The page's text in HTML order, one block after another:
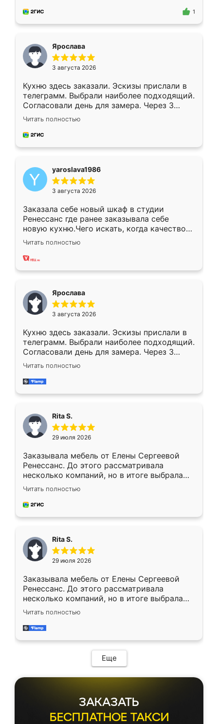
предложил по моему эскизу самый
1
Ярослава
3 августа 2026
Кухню здесь заказали. Эскизы прислали в
телеграмм. Выбрали наиболее подходящий.
Согласовали день для замера. Через 3
недели кухня была уже готова. Остались
довольны работой. Спасибо Ренессанс
мебель за качественную работу!
Читать полностью
yaroslava1986
3 августа 2026
Заказала себе новый шкаф в студии
Ренессанс где ранее заказывала себе
новую кухню.Чего искать, когда качеством
вполне довольна. Служит кухня уже почти
два года, нареканий нет.
Читать полностью
Ярослава
3 августа 2026
Кухню здесь заказали. Эскизы прислали в
телеграмм. Выбрали наиболее подходящий.
Согласовали день для замера. Через 3
недели кухня была уже готова. Остались
довольны работой. Спасибо Ренессанс
мебель за качественную работу!
Читать полностью
Rita S.
29 июля 2026
Заказывала мебель от Елены Сергеевой
Ренессанс. До этого рассматривала
несколько компаний, но в итоге выбрала
эту. Сначала обговорили условия, потом
приехал замерщик, всё спокойно объяснил
и снял размеры. Изготовили в срок, с
каких-либо доработок. Качеством осталась
довольна, все выглядит так, как и ожидала.
Читать полностью
Rita S.
29 июля 2026
Заказывала мебель от Елены Сергеевой
Ренессанс. До этого рассматривала
несколько компаний, но в итоге выбрала
эту. Сначала обговорили условия, потом
приехал замерщик, всё спокойно объяснил
и снял размеры. Изготовили в срок, с
мебель сразу встала на свое место без
каких-либо доработок. Качеством осталась
довольна, все выглядит так, как и ожидала.
Читать полностью
Еще
ЗАКАЗАТЬ
БЕСПЛАТНОЕ ТАКСИ